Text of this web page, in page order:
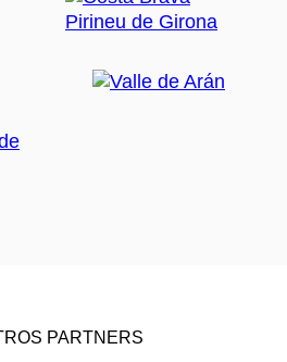
PARTNERS